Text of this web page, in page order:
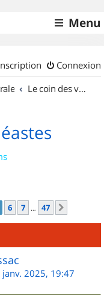
Menu
Connexion
Le coin des vidéastes
6 7 … 47
janv. 2025, 19:47